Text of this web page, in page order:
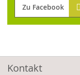
Zu Facebook
Kontakt